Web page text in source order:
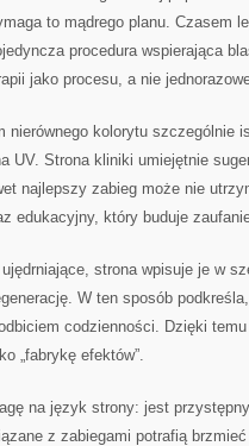
to mądrego planu. Czasem
procedura wspierająca
jako procesu, a nie
nierównego kolorytu szczególnie
UV. Strona kliniki umiejętnie
najlepszy zabieg może nie
edukacyjny, który buduje
strona wpisuje je w
W ten sposób
codzienności. Dzięki
„fabrykę efektów”.
na język strony: jest
z zabiegami potrafią